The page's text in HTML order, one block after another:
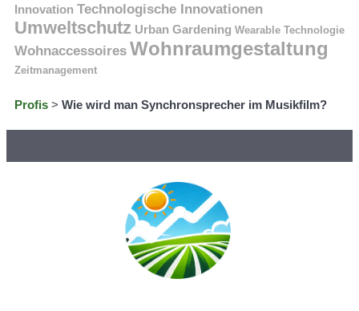
Innovation Technologische Innovationen
Umweltschutz Urban Gardening Wearable Technologie
Wohnaccessoires Wohnraumgestaltung
Zeitmanagement
Profis > Wie wird man Synchronsprecher im Musikfilm?